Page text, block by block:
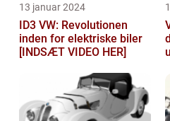
13 januar 2024
ID3 VW: Revolutionen
inden for elektriske biler
[INDSÆT VIDEO HER]